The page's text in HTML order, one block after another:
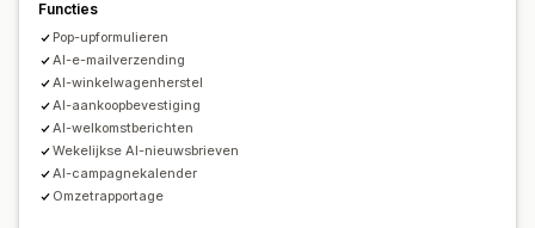
Functies
Pop-upformulieren
AI-e-mailverzending
AI-winkelwagenherstel
AI-aankoopbevestiging
AI-welkomstberichten
Wekelijkse AI-nieuwsbrieven
AI-campagnekalender
Omzetrapportage